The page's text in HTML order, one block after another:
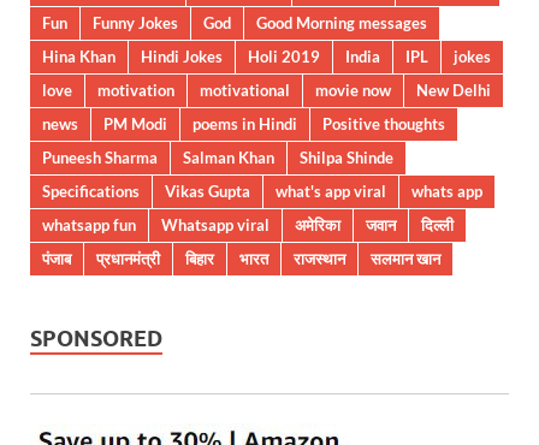
Fun
Funny Jokes God
Good Morning messages
Hina Khan
Hindi Jokes Holi 2019 India IPL
jokes
love
motivation motivational movie now
New Delhi
news
PM Modi poems in Hindi
Positive thoughts
Puneesh Sharma
Salman Khan
Shilpa Shinde
Specifications
Vikas Gupta what's app viral
whats app
whatsapp fun
Whatsapp viral अमेरिका जवान
दिल्ली
पंजाब
प्रधानमंत्री बिहार भारत राजस्थान सलमान खान
SPONSORED